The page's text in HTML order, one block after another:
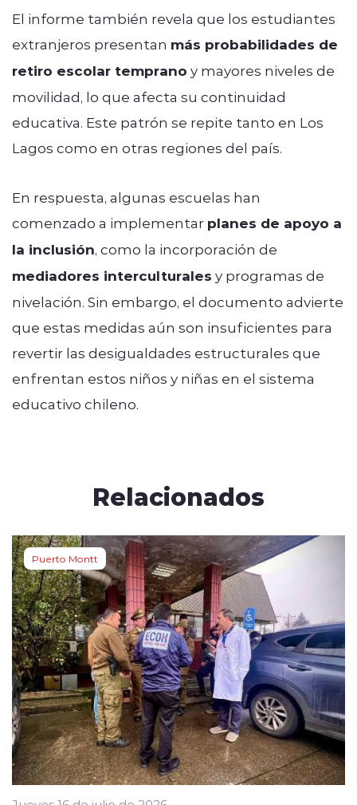
El informe también revela que los estudiantes
extranjeros presentan más probabilidades de
retiro escolar temprano y mayores niveles de
movilidad, lo que afecta su continuidad
educativa. Este patrón se repite tanto en Los
Lagos como en otras regiones del país.
En respuesta, algunas escuelas han
comenzado a implementar planes de apoyo a
la inclusión, como la incorporación de
mediadores interculturales y programas de
nivelación. Sin embargo, el documento advierte
que estas medidas aún son insuficientes para
revertir las desigualdades estructurales que
enfrentan estos niños y niñas en el sistema
educativo chileno.
Relacionados
Puerto Montt